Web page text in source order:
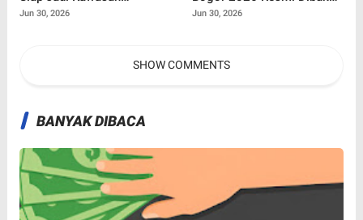
Pendidikan Modern, Target
Jun 30, 2026
316 Atlet Muda Berebut
Jun 30, 2026
SHOW COMMENTS
BANYAK DIBACA